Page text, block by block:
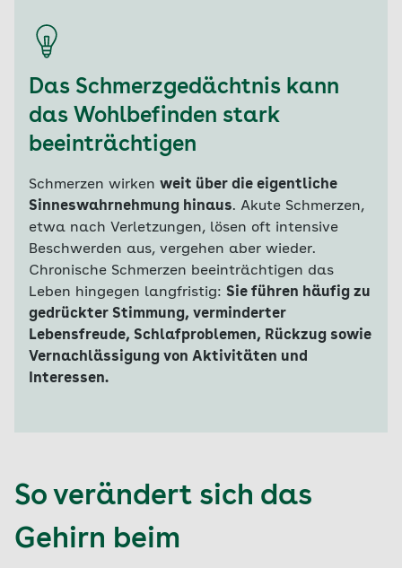
Das Schmerzgedächtnis kann
das Wohlbefinden stark
beeinträchtigen
Schmerzen wirken weit über die eigentliche
Sinneswahrnehmung hinaus. Akute Schmerzen,
etwa nach Verletzungen, lösen oft intensive
Beschwerden aus, vergehen aber wieder.
Chronische Schmerzen beeinträchtigen das
Leben hingegen langfristig: Sie führen häufig zu
gedrückter Stimmung, verminderter
Lebensfreude, Schlafproblemen, Rückzug sowie
Vernachlässigung von Aktivitäten und
Interessen.
So verändert sich das
Gehirn beim